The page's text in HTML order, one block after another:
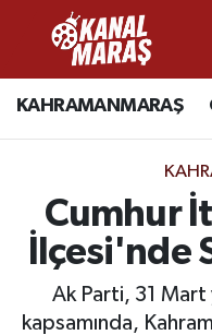
KAHRAMANMARAŞ
Cumhur
İlçesi'nde
Ak Parti, 31 Mart
kapsamında,
CANLI YAYIN
SPOR
SİYASET
Kahramanmaraş
Kahramanmaraş
Kahramanmaraş
Kahramanmaraş
Süper Lig Puan